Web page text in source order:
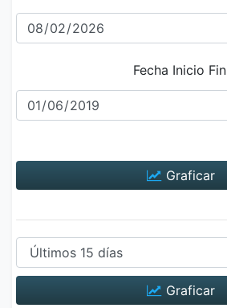
Fecha Inicio Fin
Graficar
Graficar